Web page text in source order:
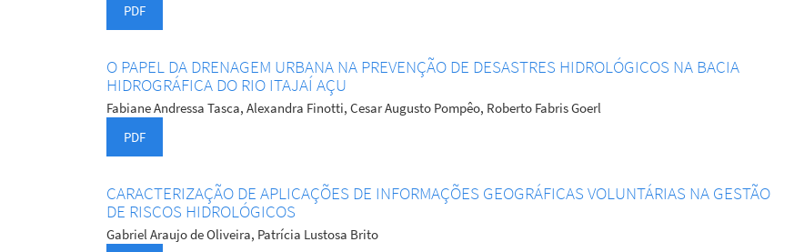
PDF
O PAPEL DA DRENAGEM URBANA NA PREVENÇÃO DE DESASTRES HIDROLÓGICOS NA BACIA
HIDROGRÁFICA DO RIO ITAJAÍ AÇU
Fabiane Andressa Tasca, Alexandra Finotti, Cesar Augusto Pompêo, Roberto Fabris Goerl
PDF
CARACTERIZAÇÃO DE APLICAÇÕES DE INFORMAÇÕES GEOGRÁFICAS VOLUNTÁRIAS NA GESTÃO
DE RISCOS HIDROLÓGICOS
Gabriel Araujo de Oliveira, Patrícia Lustosa Brito